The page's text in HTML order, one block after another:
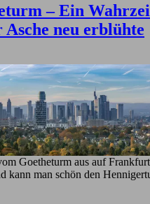
– Ein
Asche neu erblühte
Goetheturm aus auf
kann man schön den